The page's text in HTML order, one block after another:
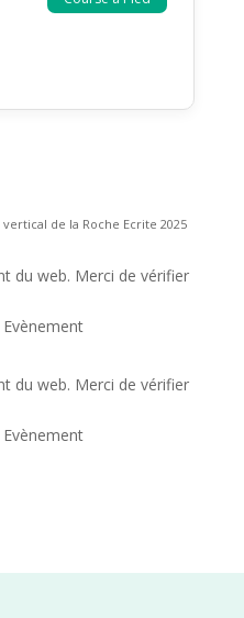
de la Roche Ecrite 2025
du web. Merci de vérifier
du web. Merci de vérifier